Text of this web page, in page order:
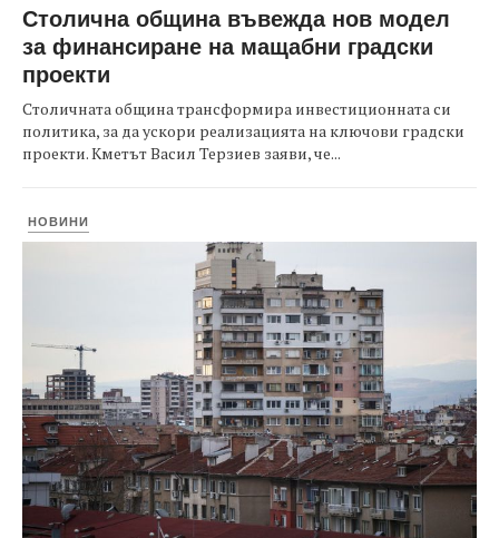
Столична община въвежда нов модел
за финансиране на мащабни градски
проекти
Столичната община трансформира инвестиционната си
политика, за да ускори реализацията на ключови градски
проекти. Кметът Васил Терзиев заяви, че...
НОВИНИ